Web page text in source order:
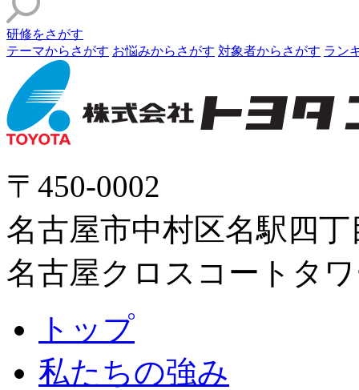
研修をさがす
テーマからさがす お悩みからさがす 対象者からさがす ラン
〒450-0002
名古屋市中村区名駅四丁
名古屋クロスコートタ
トップ
私たちの強み